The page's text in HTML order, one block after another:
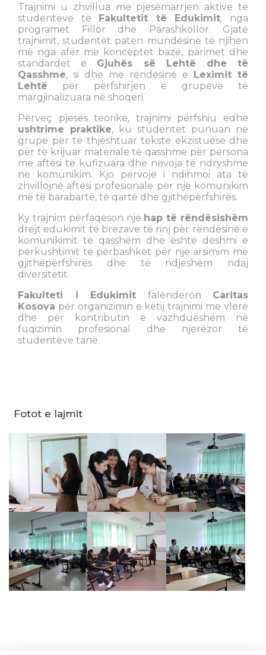
Trajnimi u zhvillua me pjesëmarrjen aktive të
studentëve të Fakultetit të Edukimit, nga
programet Fillor dhe Parashkollor. Gjatë
trajnimit, studentët patën mundësinë të njihen
më nga afër me konceptet bazë, parimet dhe
standardet e Gjuhës së Lehtë dhe të
Qasshme, si dhe me rëndësinë e Leximit të
Lehtë për përfshirjen e grupeve të
margjinalizuara në shoqëri.
Përveç pjesës teorike, trajnimi përfshiu edhe
ushtrime praktike, ku studentët punuan në
grupe për të thjeshtuar tekste ekzistuese dhe
për të krijuar materiale të qasshme për persona
me aftësi të kufizuara dhe nevoja të ndryshme
në komunikim. Kjo përvojë i ndihmoi ata të
zhvillojnë aftësi profesionale për një komunikim
më të barabartë, të qartë dhe gjithëpërfshirës.
Ky trajnim përfaqëson një hap të rëndësishëm
drejt edukimit të brezave të rinj për rëndësinë e
komunikimit të qasshëm dhe është dëshmi e
përkushtimit të përbashkët për një arsimim më
gjithëpërfshirës dhe të ndjeshëm ndaj
diversitetit.
Fakulteti i Edukimit falënderon Caritas
Kosova për organizimin e këtij trajnimi me vlerë
dhe për kontributin e vazhdueshëm në
fuqizimin profesional dhe njerëzor të
studentëve tanë.
Fotot e lajmit